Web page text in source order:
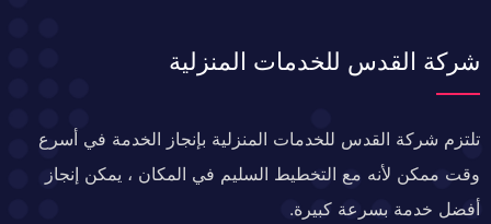
شركة القدس للخدمات المنزلية
تلتزم شركة القدس للخدمات المنزلية بإنجاز الخدمة في أسرع
وقت ممكن لأنه مع التخطيط السليم في المكان ، يمكن إنجاز
أفضل خدمة بسرعة كبيرة.